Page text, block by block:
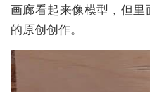
画廊看起来像模型，但
的原创创作。